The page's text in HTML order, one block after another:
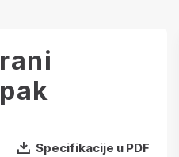
Specifikacije u PDF